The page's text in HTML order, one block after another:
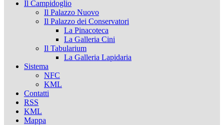
Il Campidoglio
Il Palazzo Nuovo
Il Palazzo dei Conservatori
La Pinacoteca
La Galleria Cini
Il Tabularium
La Galleria Lapidaria
Sistema
NFC
KML
Contatti
RSS
KML
Mappa